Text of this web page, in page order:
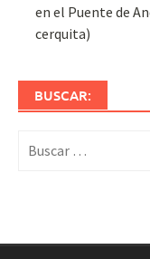
en el Puente de
cerquita)
BUSCAR: